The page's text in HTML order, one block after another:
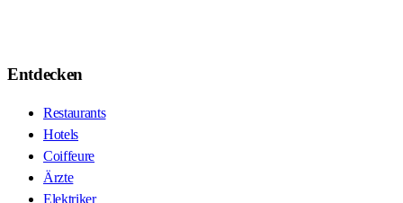
Entdecken
Restaurants
Hotels
Coiffeure
Ärzte
Elektriker